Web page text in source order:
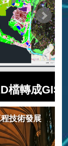
作示範